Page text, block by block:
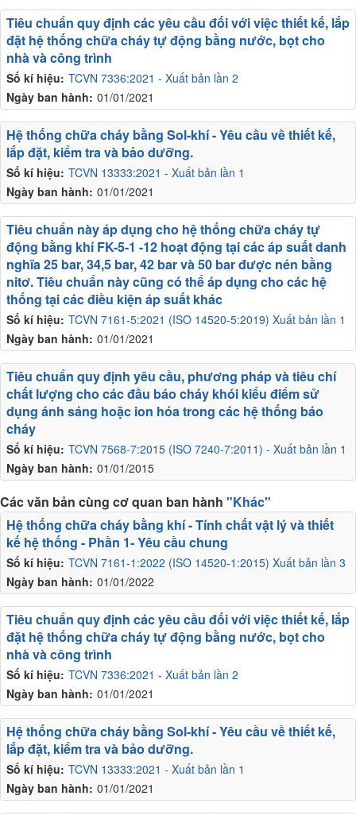
Số kí hiệu: TCVN 7336:2021 - Xuất bản lần 2
Ngày ban hành: 01/01/2021
Tiêu chuẩn quy định các yêu cầu đối với việc thiết kế, lắp
đặt hệ thống chữa cháy tự động bằng nước, bọt cho
nhà và công trình
Số kí hiệu: TCVN 13333:2021 - Xuất bản lần 1
Ngày ban hành: 01/01/2021
Hệ thống chữa cháy bằng Sol-khí - Yêu cầu về thiết kế,
lắp đặt, kiểm tra và bảo dưỡng.
Số kí hiệu: TCVN 7161-5:2021 (ISO 14520-5:2019) Xuất bản lần 1
Ngày ban hành: 01/01/2021
Tiêu chuẩn này áp dụng cho hệ thống chữa cháy tự
động bằng khí FK-5-1 -12 hoạt động tại các áp suất danh
nghĩa 25 bar, 34,5 bar, 42 bar và 50 bar được nén bằng
nitơ. Tiêu chuẩn này cũng có thể áp dụng cho các hệ
thống tại các điều kiện áp suất khác
Số kí hiệu: TCVN 7568-7:2015 (ISO 7240-7:2011) - Xuất bản lần 1
Ngày ban hành: 01/01/2015
Tiêu chuẩn quy định yêu cầu, phương pháp và tiêu chí
chất lượng cho các đầu báo cháy khói kiểu điểm sử
dụng ánh sáng hoặc ion hóa trong các hệ thống báo
cháy
Các văn bản cùng cơ quan ban hành "Khác"
Số kí hiệu: TCVN 7161-1:2022 (ISO 14520-1:2015) Xuất bản lần 3
Ngày ban hành: 01/01/2022
Hệ thống chữa cháy bằng khí - Tính chất vật lý và thiết
kế hệ thống - Phần 1- Yêu cầu chung
Số kí hiệu: TCVN 7336:2021 - Xuất bản lần 2
Ngày ban hành: 01/01/2021
Tiêu chuẩn quy định các yêu cầu đối với việc thiết kế, lắp
đặt hệ thống chữa cháy tự động bằng nước, bọt cho
nhà và công trình
Số kí hiệu: TCVN 13333:2021 - Xuất bản lần 1
Ngày ban hành: 01/01/2021
Hệ thống chữa cháy bằng Sol-khí - Yêu cầu về thiết kế,
lắp đặt, kiểm tra và bảo dưỡng.